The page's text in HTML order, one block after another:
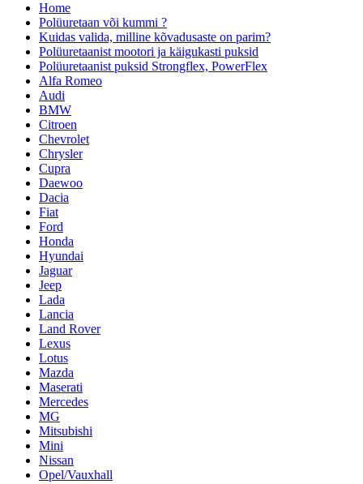
Home
Polüuretaan või kummi ?
Kuidas valida, milline kõvadusaste on parim?
Polüuretaanist mootori ja käigukasti puksid
Polüuretaanist puksid Strongflex, PowerFlex
Alfa Romeo
Audi
BMW
Citroen
Chevrolet
Chrysler
Cupra
Daewoo
Dacia
Fiat
Ford
Honda
Hyundai
Jaguar
Jeep
Lada
Lancia
Land Rover
Lexus
Lotus
Mazda
Maserati
Mercedes
MG
Mitsubishi
Mini
Nissan
Opel/Vauxhall